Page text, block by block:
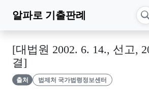
알파로 기출판례
[대법원 2002. 6. 14., 선고,
결]
출처 법제처 국가법령정보센터